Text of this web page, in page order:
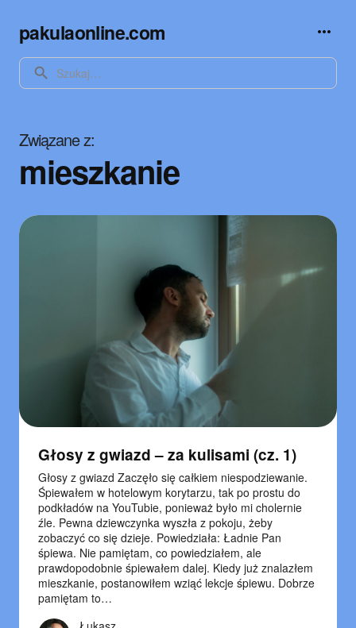
pakulaonline.com
SEARCH
Związane z
mieszkanie
Głosy z gwiazd – za kulisami (cz. 1)
Głosy z gwiazd Zaczęło się całkiem niespodziewanie.
Śpiewałem w hotelowym korytarzu, tak po prostu do
podkładów na YouTubie, ponieważ było mi cholernie
źle. Pewna dziewczynka wyszła z pokoju, żeby
zobaczyć co się dzieje. Powiedziała: Ładnie Pan
śpiewa. Nie pamiętam, co powiedziałem, ale
prawdopodobnie śpiewałem dalej. Kiedy już znalazłem
mieszkanie, postanowiłem wziąć lekcje śpiewu. Dobrze
pamiętam to…